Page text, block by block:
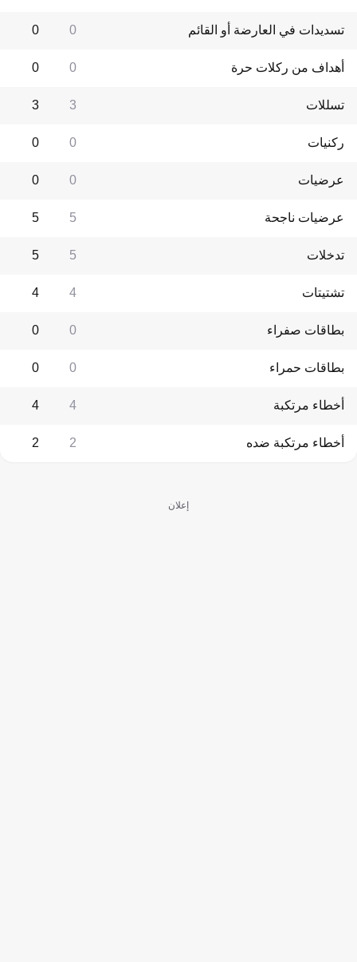
تسديدات في العارضة أو القائم 0
0
أهداف من ركلات حرة 0
0
تسللات 3
3
ركنيات 0
0
عرضيات 0
0
عرضيات ناجحة 5
5
تدخلات 5
5
تشتيتات 4
4
بطاقات صفراء 0
0
بطاقات حمراء 0
0
أخطاء مرتكبة 4
4
أخطاء مرتكبة ضده 2
2
إعلان